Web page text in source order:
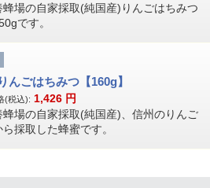
蜂場の自家採取(純国産)りんごはちみつ
です。
んごはちみつ【160g】
(税込): 1,426 円
蜂場の自家採取(純国産)、信州のりんご
採取した蜂蜜です。